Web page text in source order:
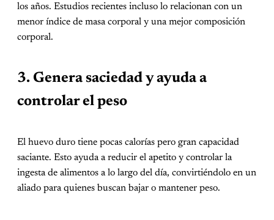
los años. Estudios recientes incluso lo relacionan con un
menor índice de masa corporal y una mejor composición
corporal.
3. Genera saciedad y ayuda a
controlar el peso
El huevo duro tiene pocas calorías pero gran capacidad
saciante. Esto ayuda a reducir el apetito y controlar la
ingesta de alimentos a lo largo del día, convirtiéndolo en un
aliado para quienes buscan bajar o mantener peso.